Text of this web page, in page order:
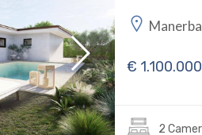
€ 1.100.000
2